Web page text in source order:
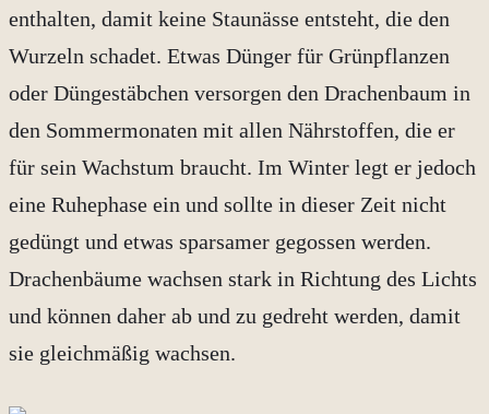
enthalten, damit keine Staunässe entsteht, die den
Wurzeln schadet. Etwas Dünger für Grünpflanzen
oder Düngestäbchen versorgen den Drachenbaum in
den Sommermonaten mit allen Nährstoffen, die er
für sein Wachstum braucht. Im Winter legt er jedoch
eine Ruhephase ein und sollte in dieser Zeit nicht
gedüngt und etwas sparsamer gegossen werden.
Drachenbäume wachsen stark in Richtung des Lichts
und können daher ab und zu gedreht werden, damit
sie gleichmäßig wachsen.